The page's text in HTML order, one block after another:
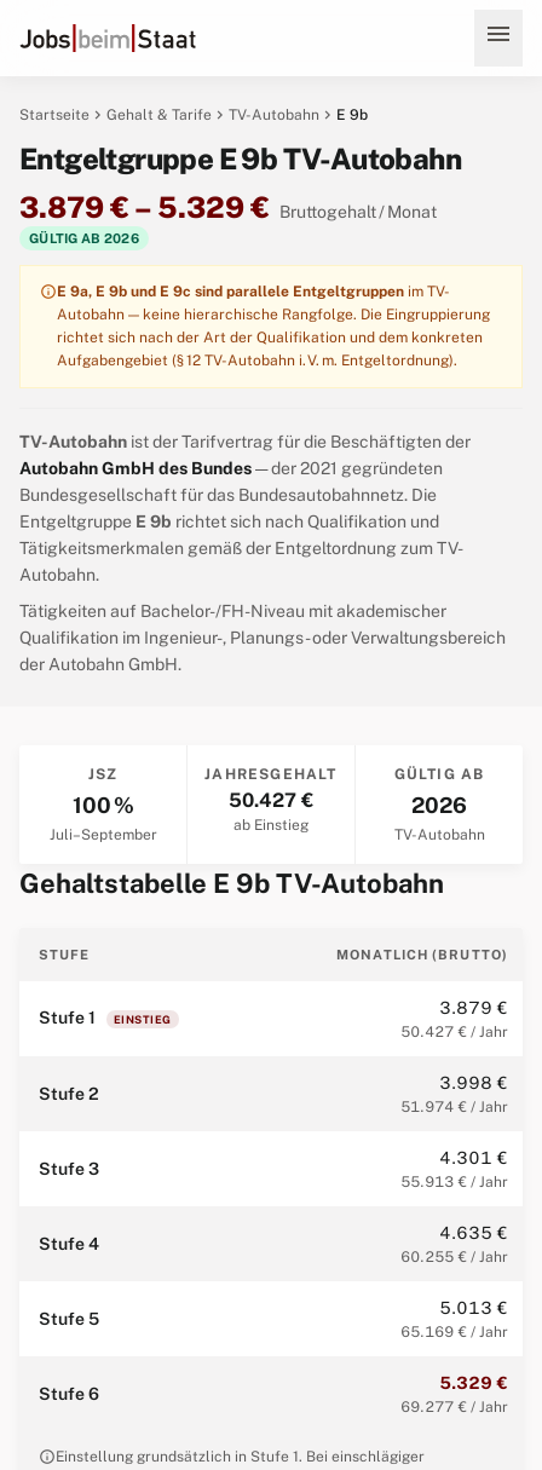
menu
Startseite chevron_right Gehalt & Tarife chevron_right TV-Autobahn chevron_right E 9b
Entgeltgruppe E 9b TV-Autobahn
3.879 € – 5.329 €
Bruttogehalt / Monat
GÜLTIG AB 2026
infoE 9a, E 9b und E 9c sind parallele Entgeltgruppen im TV-
Autobahn — keine hierarchische Rangfolge. Die Eingruppierung
richtet sich nach der Art der Qualifikation und dem konkreten
Aufgabengebiet (§ 12 TV-Autobahn i. V. m. Entgeltordnung).
TV-Autobahn ist der Tarifvertrag für die Beschäftigten der
Autobahn GmbH des Bundes— der 2021 gegründeten
Bundesgesellschaft für das Bundesautobahnnetz. Die
Entgeltgruppe E 9b richtet sich nach Qualifikation und
Tätigkeitsmerkmalen gemäß der Entgeltordnung zum TV-
Autobahn.
Tätigkeiten auf Bachelor-/FH-Niveau mit akademischer
Qualifikation im Ingenieur-, Planungs- oder Verwaltungsbereich
der Autobahn GmbH.
JSZ
100 %
Juli–September
JAHRESGEHALT
50.427 €
ab Einstieg
GÜLTIG AB
2026
TV-Autobahn
Gehaltstabelle E 9b TV-Autobahn
STUFE MONATLICH (BRUTTO)
Stufe 1 EINSTIEG
3.879 €
50.427 € / Jahr
Stufe 2
3.998 €
51.974 € / Jahr
Stufe 3
4.301 €
55.913 € / Jahr
Stufe 4
4.635 €
60.255 € / Jahr
Stufe 5
5.013 €
65.169 € / Jahr
Stufe 6
5.329 €
69.277 € / Jahr
infoEinstellung grundsätzlich in Stufe 1. Bei einschlägiger